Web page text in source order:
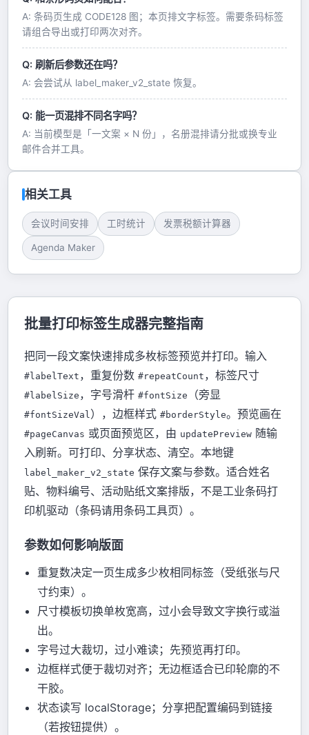
A: 条码页生成 CODE128 图；本页排文字标签。需要条码标签
请组合导出或打印两次对齐。
Q: 刷新后参数还在吗？
A: 会尝试从 label_maker_v2_state 恢复。
Q: 能一页混排不同名字吗？
A: 当前模型是「一文案 × N 份」，名册混排请分批或换专业
邮件合并工具。
相关工具
会议时间安排 工时统计 发票税额计算器
Agenda Maker
批量打印标签生成器完整指南
把同一段文案快速排成多枚标签预览并打印。输入
#labelText ，重复份数 #repeatCount ，标签尺寸
#labelSize ，字号滑杆 #fontSize （旁显
#fontSizeVal ），边框样式 #borderStyle。预览画在
#pageCanvas 或页面预览区，由 updatePreview随输
入刷新。可打印、分享状态、清空。本地键
label_maker_v2_state 保存文案与参数。适合姓名
贴、物料编号、活动贴纸文案排版，不是工业条码打
印机驱动（条码请用条码工具页）。
参数如何影响版面
重复数决定一页生成多少枚相同标签（受纸张与尺
寸约束）。
尺寸模板切换单枚宽高，过小会导致文字换行或溢
出。
字号过大裁切，过小难读；先预览再打印。
边框样式便于裁切对齐；无边框适合已印轮廓的不
干胶。
状态读写 localStorage；分享把配置编码到链接
（若按钮提供）。